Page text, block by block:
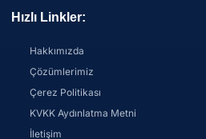
Hızlı Linkler:
Hakkımızda
Çözümlerimiz
Çerez Politikası
KVKK Aydınlatma Metni
İletişim